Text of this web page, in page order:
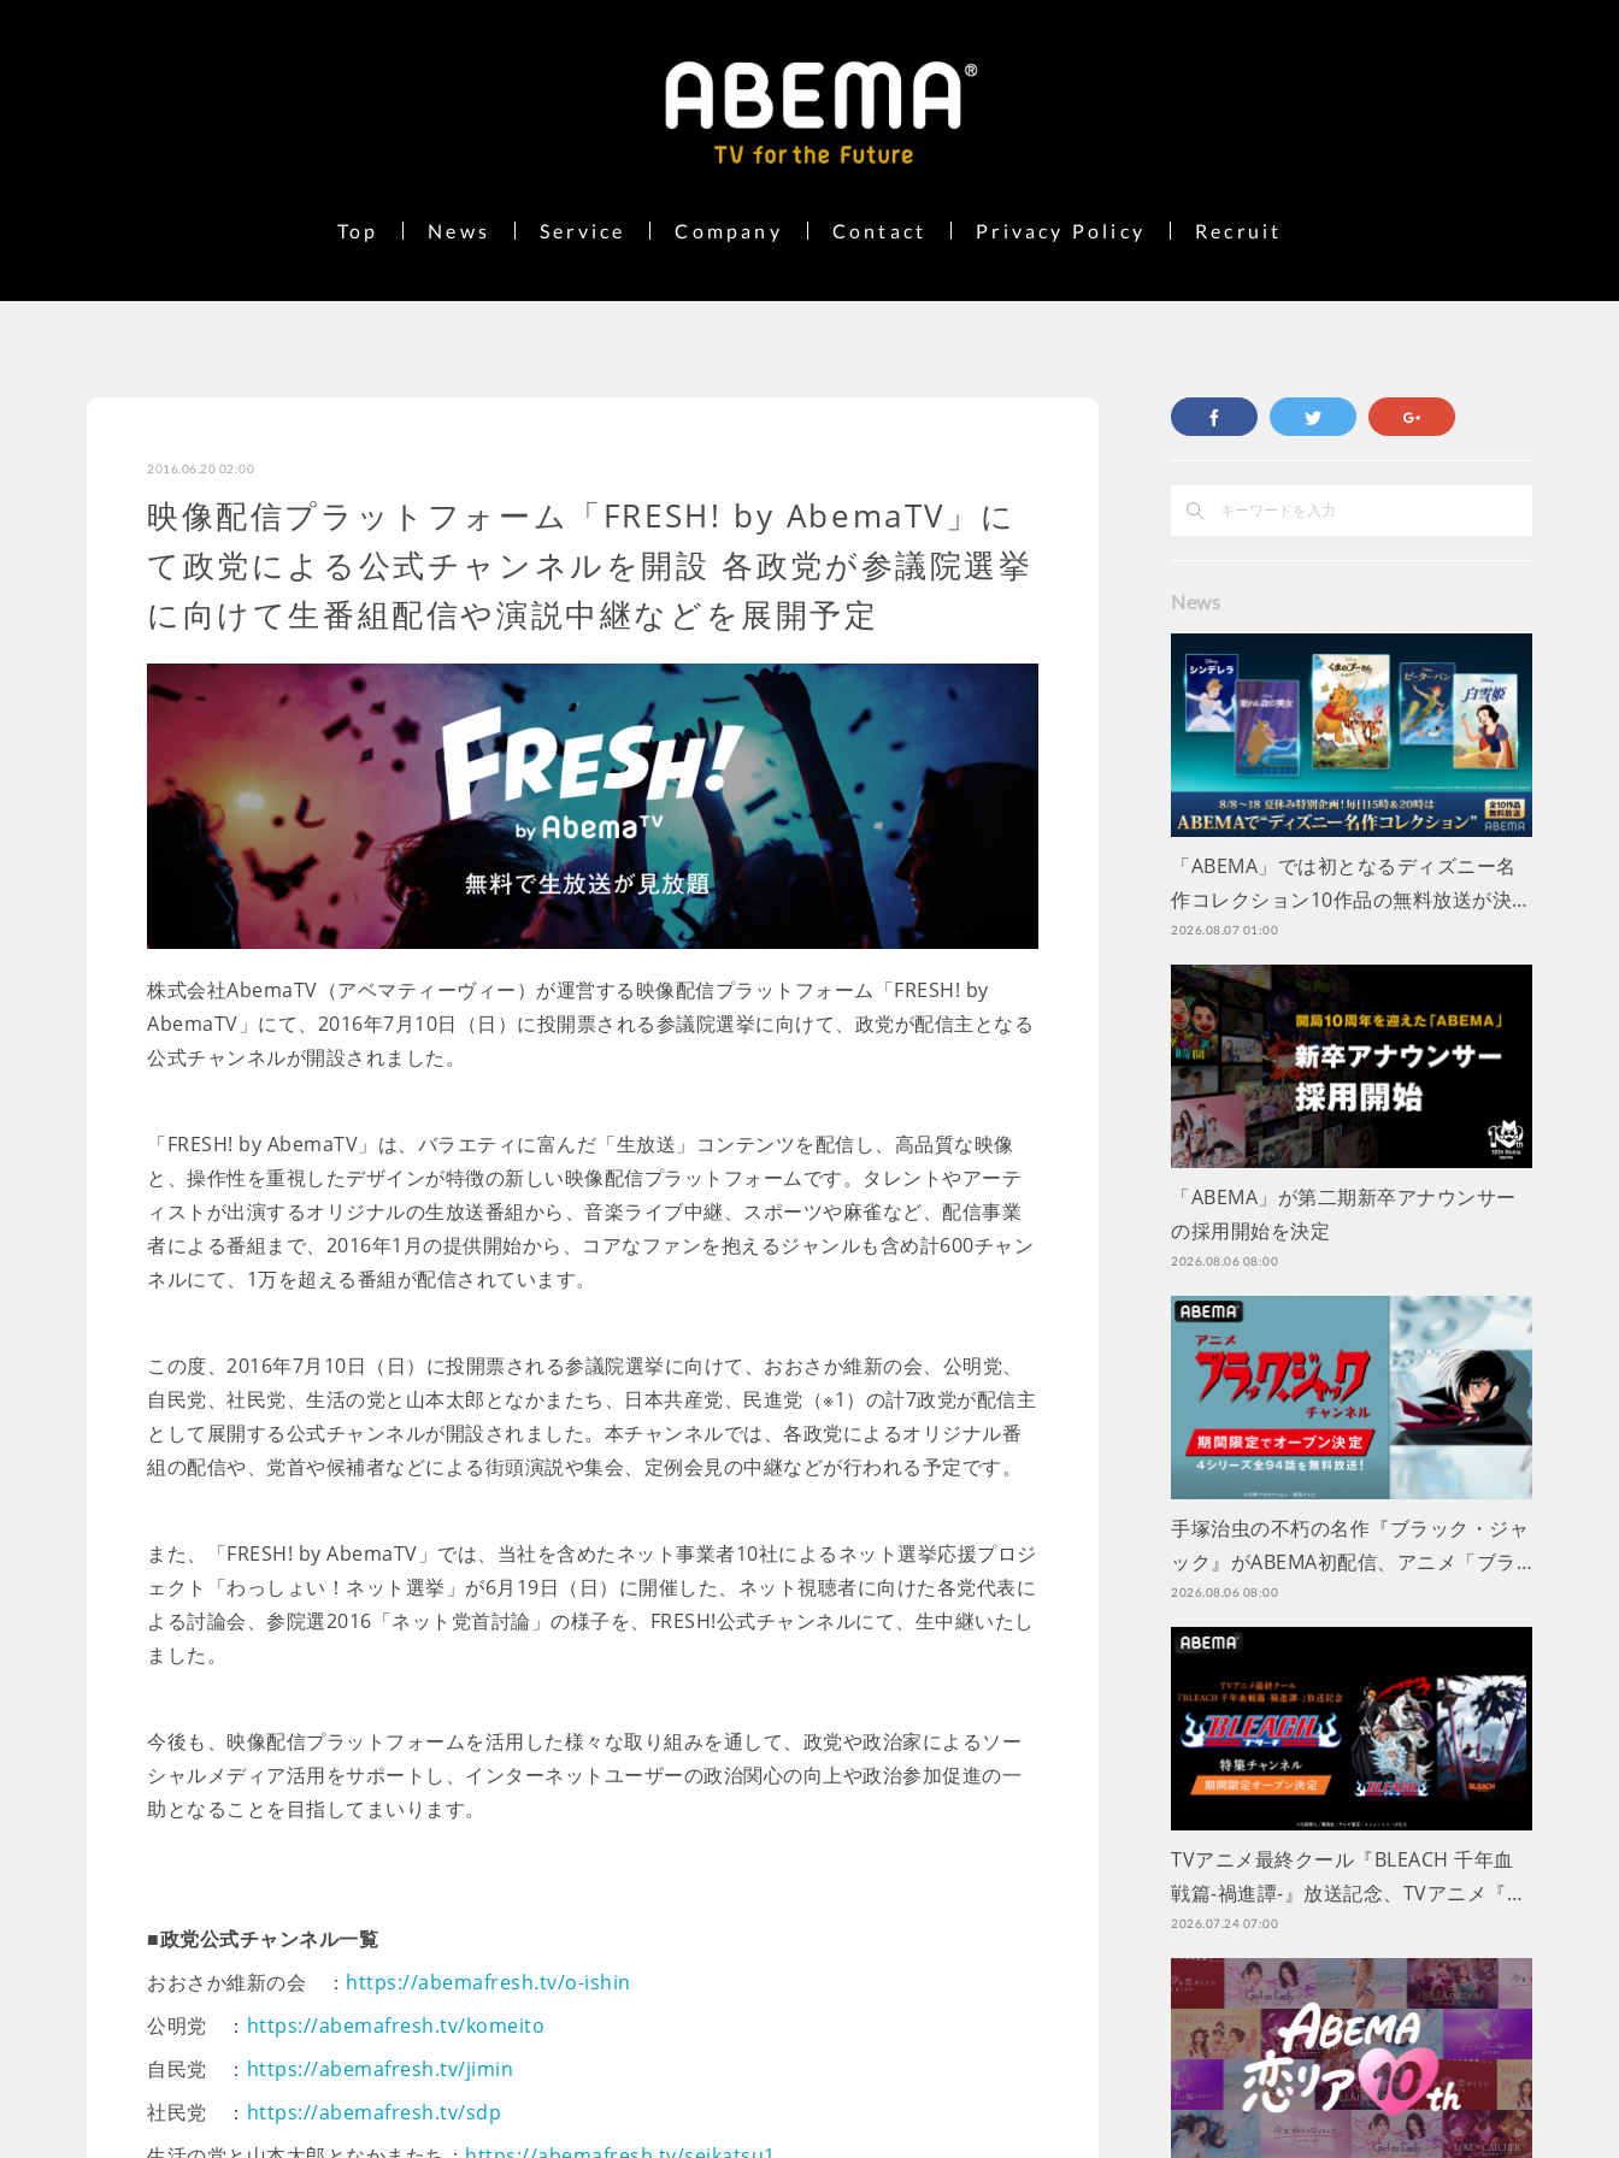
Top News Service Company Contact Privacy Policy Recruit
2016.06.20 02:00
映像配信プラットフォーム「FRESH! by AbemaTV」に
て政党による公式チャンネルを開設 各政党が参議院選挙
に向けて生番組配信や演説中継などを展開予定
株式会社AbemaTV（アベマティーヴィー）が運営する映像配信プラットフォーム「FRESH! by
AbemaTV」にて、2016年7月10日（日）に投開票される参議院選挙に向けて、政党が配信主となる
公式チャンネルが開設されました。
「FRESH! by AbemaTV」は、バラエティに富んだ「生放送」コンテンツを配信し、高品質な映像
と、操作性を重視したデザインが特徴の新しい映像配信プラットフォームです。タレントやアーテ
ィストが出演するオリジナルの生放送番組から、音楽ライブ中継、スポーツや麻雀など、配信事業
者による番組まで、2016年1月の提供開始から、コアなファンを抱えるジャンルも含め計600チャン
ネルにて、1万を超える番組が配信されています。
この度、2016年7月10日（日）に投開票される参議院選挙に向けて、おおさか維新の会、公明党、
自民党、社民党、生活の党と山本太郎となかまたち、日本共産党、民進党（※1）の計7政党が配信主
として展開する公式チャンネルが開設されました。本チャンネルでは、各政党によるオリジナル番
組の配信や、党首や候補者などによる街頭演説や集会、定例会見の中継などが行われる予定です。
また、「FRESH! by AbemaTV」では、当社を含めたネット事業者10社によるネット選挙応援プロジ
ェクト「わっしょい！ネット選挙」が6月19日（日）に開催した、ネット視聴者に向けた各党代表に
よる討論会、参院選2016「ネット党首討論」の様子を、FRESH!公式チャンネルにて、生中継いたし
ました。
今後も、映像配信プラットフォームを活用した様々な取り組みを通して、政党や政治家によるソー
シャルメディア活用をサポートし、インターネットユーザーの政治関心の向上や政治参加促進の一
助となることを目指してまいります。
■政党公式チャンネル一覧
おおさか維新の会 ： https://abemafresh.tv/o-ishin
公明党 ： https://abemafresh.tv/komeito
自民党 ： https://abemafresh.tv/jimin
社民党 ： https://abemafresh.tv/sdp
News
「ABEMA」では初となるディズニー名
作コレクション10作品の無料放送が決…
2026.08.07 01:00
「ABEMA」が第二期新卒アナウンサー
の採用開始を決定
2026.08.06 08:00
手塚治虫の不朽の名作『ブラック・ジャ
ック』がABEMA初配信、アニメ「ブラ…
2026.08.06 08:00
TVアニメ最終クール『BLEACH 千年血
戦篇-禍進譚-』放送記念、TVアニメ『…
2026.07.24 07:00